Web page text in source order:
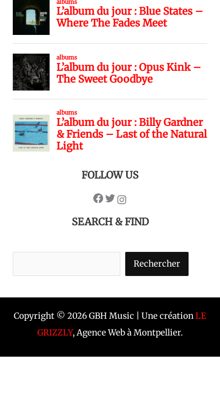
FOLLOW US
SEARCH & FIND
Rechercher
Copyright © 2026 GBH Music | Une créationLE
GRIZZLY, Agence Web à Montpellier.